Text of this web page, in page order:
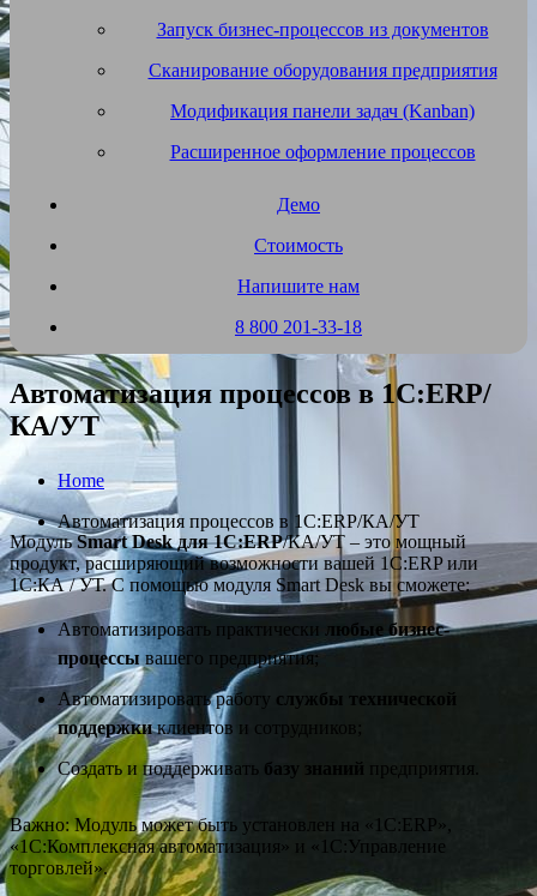
Запуск бизнес-процессов из документов
Сканирование оборудования предприятия
Модификация панели задач (Kanban)
Расширенное оформление процессов
Демо
Стоимость
Напишите нам
8 800 201-33-18
Автоматизация процессов в 1С:ERP/
КА/УТ
Home
Автоматизация процессов в 1С:ERP/КА/УТ
МодульSmart Desk для 1С:ERP/КА/УТ – это мощный
продукт, расширяющий возможности вашей 1С:ERP или
1С:КА / УТ. С помощью модуля Smart Desk вы сможете:
Автоматизировать практически любые бизнес-
процессы вашего предприятия;
Автоматизировать работу службы технической
поддержкиклиентов и сотрудников;
Создать и поддерживать базу знаний предприятия.
Важно: Модуль может быть установлен на «1С:ERP»,
«1С:Комплексная автоматизация» и «1С:Управление
торговлей».